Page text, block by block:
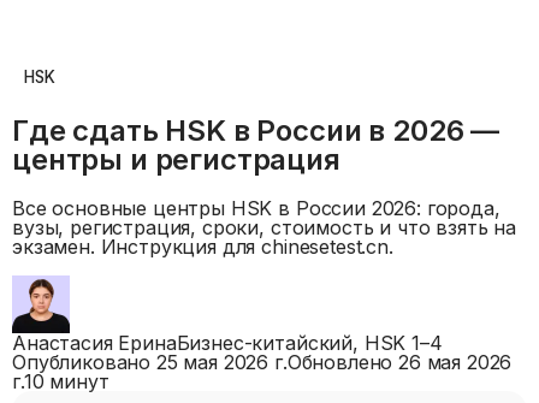
HSK
Где сдать HSK в России в 2026 —
центры и регистрация
Все основные центры HSK в России 2026: города,
вузы, регистрация, сроки, стоимость и что взять на
экзамен. Инструкция для chinesetest.cn.
Анастасия ЕринаБизнес-китайский, HSK 1–4
Опубликовано 25 мая 2026 г.Обновлено26 мая 2026
г.10 минут